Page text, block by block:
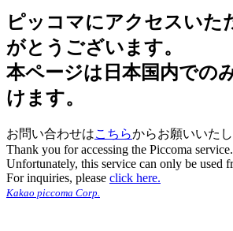
ピッコマにアクセスいた
がとうございます。
本ページは日本国内での
けます。
お問い合わせはこちらからお願いいたし
Thank you for accessing the Piccoma service.
Unfortunately, this service can only be used
For inquiries, please click here.
Kakao piccoma Corp.